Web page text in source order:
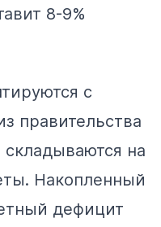
8-9%
с
правительства
на
Накопленный
дефицит